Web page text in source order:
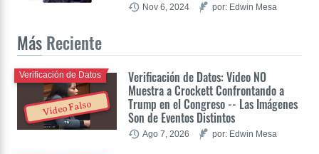
Nov 6, 2024 por: Edwin Mesa
Más Reciente
Video Falso
Verificación de Datos: Video NO
Muestra a Crockett Confrontando a
Trump en el Congreso -- Las Imágenes
Son de Eventos Distintos
Verificación de Datos
Ago 7, 2026 por: Edwin Mesa